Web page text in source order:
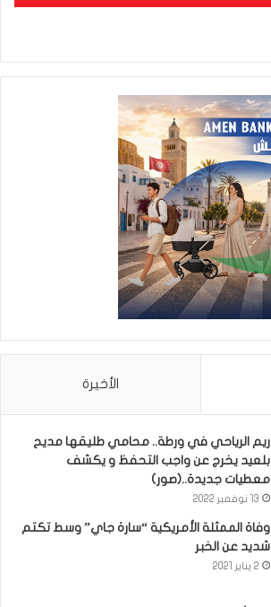
الأخيرة
ريم الرياحي في ورطة.. محامي طليقها مديح
بلعيد يخرج عن واجب التحفظ و يكشف
معطيات جديدة..(صور)
13 نوفمبر 2022
وفاة الممثلة الأمريكية “سارة جاي” وسط تكتم
شديد عن الخبر
2 يناير 2021